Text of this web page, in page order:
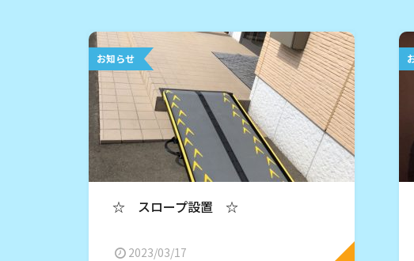
お知らせ
☆ スロープ設置 ☆
2023/03/17